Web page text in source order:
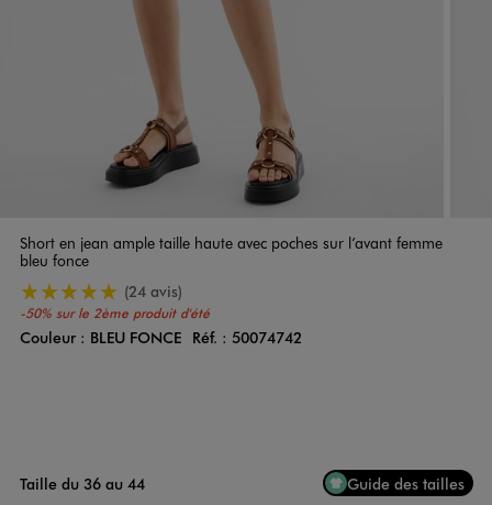
Short en jean ample taille haute avec poches sur l’avant femme
bleu fonce
-50% sur le 2ème produit d'été
5/5 de moyenne(24 avis)
Couleur
Couleur : BLEU FONCE Réf. : 50074742
Taille du 36 au 44 Guide des tailles